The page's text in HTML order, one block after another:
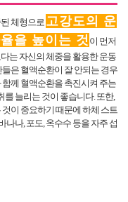
체형으로 고강도의 운
을 높이는 것 이 먼저
는 자신의 체중을 활용한 운동
은 혈액순환이 잘 안되는 경우
께 혈액순환을 촉진시켜 주는
를 늘리는 것이 좋습니다. 또한,
이 중요하기 때문에 하체 스트
나나, 포도, 옥수수 등을 자주 섭